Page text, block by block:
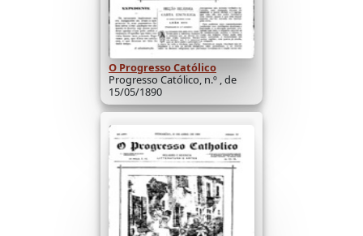
O Progresso Católico
Progresso Católico, n.º , de
15/05/1890